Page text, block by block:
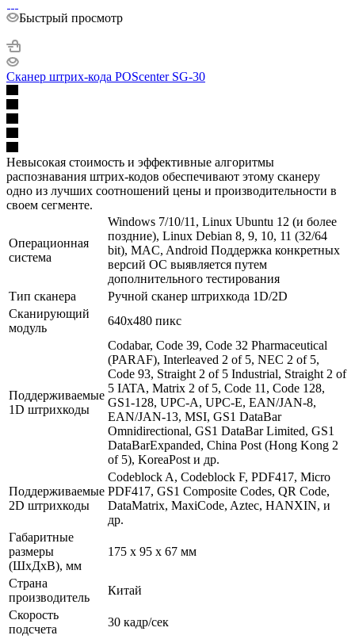
Быстрый просмотр
Сканер штрих-кода POScenter SG-30
Невысокая стоимость и эффективные алгоритмы
распознавания штрих-кодов обеспечивают этому сканеру
одно из лучших соотношений цены и производительности в
своем сегменте.
Операционная
система
Windows 7/10/11, Linux Ubuntu 12 (и более
поздние), Linux Debian 8, 9, 10, 11 (32/64
bit), MAC, Android Поддержка конкретных
версий ОС выявляется путем
дополнительного тестирования
Тип сканера
Ручной сканер штрихкода 1D/2D
Сканирующий
модуль
640х480 пикс
Поддерживаемые
1D штрихкоды
Codabar, Code 39, Code 32 Pharmaceutical
(PARAF), Interleaved 2 of 5, NEC 2 of 5,
Code 93, Straight 2 of 5 Industrial, Straight 2 of
5 IATA, Matrix 2 of 5, Code 11, Code 128,
GS1-128, UPC-A, UPC-E, EAN/JAN-8,
EAN/JAN-13, MSI, GS1 DataBar
Omnidirectional, GS1 DataBar Limited, GS1
DataBarExpanded, China Post (Hong Kong 2
of 5), KoreaPost и др.
Поддерживаемые
2D штрихкоды
Codeblock A, Codeblock F, PDF417, Micro
PDF417, GS1 Composite Codes, QR Code,
DataMatrix, MaxiCode, Aztec, HANXIN, и
др.
Габаритные
размеры
(ШхДхВ), мм
175 х 95 х 67 мм
Страна
производитель
Китай
Скорость
подсчета
30 кадр/сек